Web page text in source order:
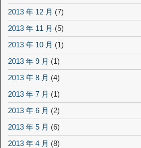
2013 年 12 月 (7)
2013 年 11 月 (5)
2013 年 10 月 (1)
2013 年 9 月 (1)
2013 年 8 月 (4)
2013 年 7 月 (1)
2013 年 6 月 (2)
2013 年 5 月 (6)
2013 年 4 月 (8)